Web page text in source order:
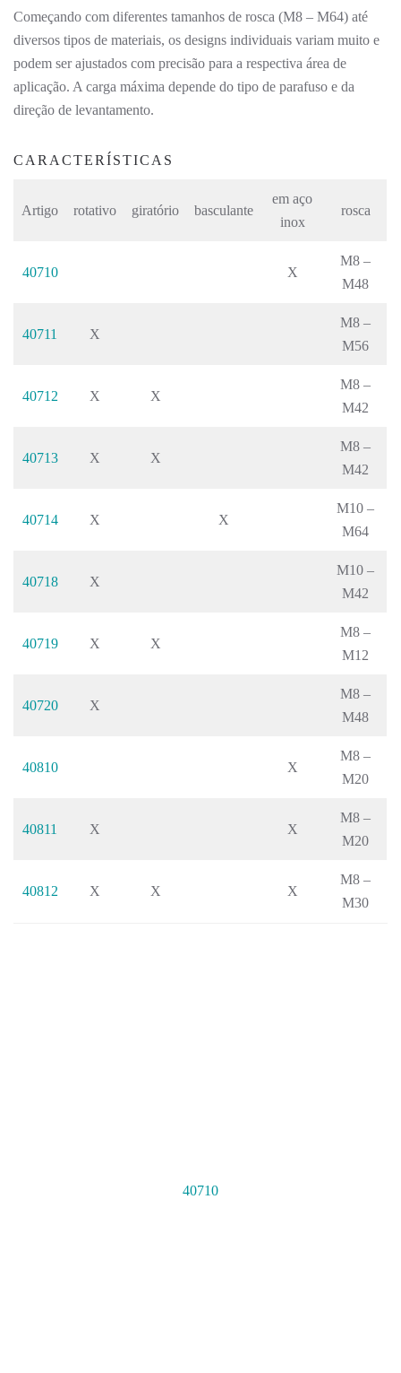
Começando com diferentes tamanhos de rosca (M8 – M64) até
diversos tipos de materiais, os designs individuais variam muito e
podem ser ajustados com precisão para a respectiva área de
aplicação. A carga máxima depende do tipo de parafuso e da
direção de levantamento.
CARACTERÍSTICAS
Artigo rotativo giratório basculante
em aço
inox
rosca
40710 X
M8 –
M48
40711 X
M8 –
M56
40712 X X
M8 –
M42
40713 X X
M8 –
M42
40714 X X
M10 –
M64
40718 X
M10 –
M42
40719 X X
M8 –
M12
40720 X
M8 –
M48
40810 X
M8 –
M20
40811 X X
M8 –
M20
40812 X X X
M8 –
M30
40710